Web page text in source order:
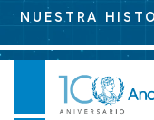
NUESTRA